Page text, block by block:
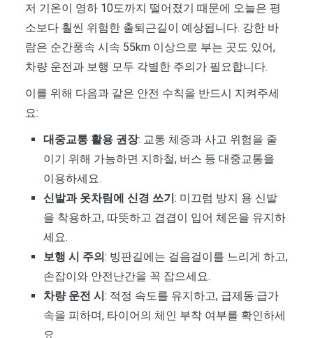
저 기온이 영하 10도까지 떨어졌기 때문에 오늘은 평
소보다 훨씬 위험한 출퇴근길이 예상됩니다. 강한 바
람은 순간풍속 시속 55km 이상으로 부는 곳도 있어,
차량 운전과 보행 모두 각별한 주의가 필요합니다.
이를 위해 다음과 같은 안전 수칙을 반드시 지켜주세
요:
대중교통 활용 권장: 교통 체증과 사고 위험을 줄
이기 위해 가능하면 지하철, 버스 등 대중교통을
이용하세요.
신발과 옷차림에 신경 쓰기: 미끄럼 방지 용 신발
을 착용하고, 따뜻하고 겹겹이 입어 체온을 유지하
세요.
보행 시 주의: 빙판길에는 걸음걸이를 느리게 하고,
손잡이와 안전난간을 꼭 잡으세요.
차량 운전 시: 적정 속도를 유지하고, 급제동·급가
속을 피하며, 타이어의 체인 부착 여부를 확인하세
요.